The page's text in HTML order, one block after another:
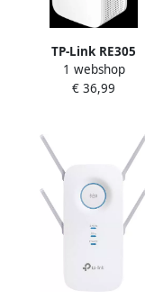
TP-Link RE305
1 webshop
€ 36,99